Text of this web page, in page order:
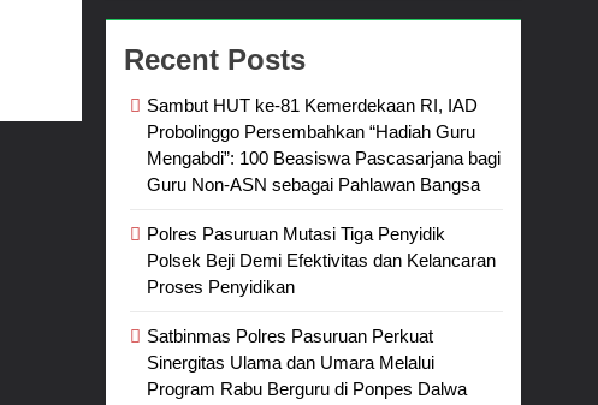
Recent Posts
Sambut HUT ke-81 Kemerdekaan RI, IAD
Probolinggo Persembahkan “Hadiah Guru
Mengabdi”: 100 Beasiswa Pascasarjana bagi
Guru Non-ASN sebagai Pahlawan Bangsa
Polres Pasuruan Mutasi Tiga Penyidik
Polsek Beji Demi Efektivitas dan Kelancaran
Proses Penyidikan
Satbinmas Polres Pasuruan Perkuat
Sinergitas Ulama dan Umara Melalui
Program Rabu Berguru di Ponpes Dalwa